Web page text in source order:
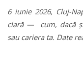
6 iunie 2026, Cluj-
clară — cum, dacă
sau cariera ta. Date